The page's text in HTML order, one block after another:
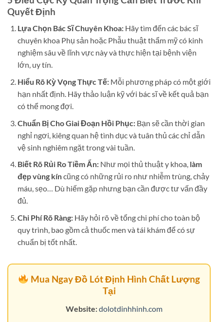
Quyết Định
Lựa Chọn Bác Sĩ Chuyên Khoa:Hãy tìm đến các bác sĩ
chuyên khoa Phụ sản hoặc Phẫu thuật thẩm mỹ có kinh
nghiệm sâu về lĩnh vực này và thực hiện tại bệnh viện
lớn, uy tín.
Hiểu Rõ Kỳ Vọng Thực Tế:Mỗi phương pháp có một giới
hạn nhất định. Hãy thảo luận kỹ với bác sĩ về kết quả bạn
có thể mong đợi.
Chuẩn Bị Cho Giai Đoạn Hồi Phục:Bạn sẽ cần thời gian
nghỉ ngơi, kiêng quan hệ tình dục và tuân thủ các chỉ dẫn
vệ sinh nghiêm ngặt trong vài tuần.
Biết Rõ Rủi Ro Tiềm Ẩn:Như mọi thủ thuật y khoa, làm
đẹp vùng kíncũng có những rủi ro như nhiễm trùng, chảy
máu, sẹo… Dù hiếm gặp nhưng bạn cần được tư vấn đầy
đủ.
Chi Phí Rõ Ràng:Hãy hỏi rõ về tổng chi phí cho toàn bộ
quy trình, bao gồm cả thuốc men và tái khám để có sự
chuẩn bị tốt nhất.
Mua Ngay Đồ Lót Định Hình Chất Lượng
Tại
Website:dolotdinhhinh.com